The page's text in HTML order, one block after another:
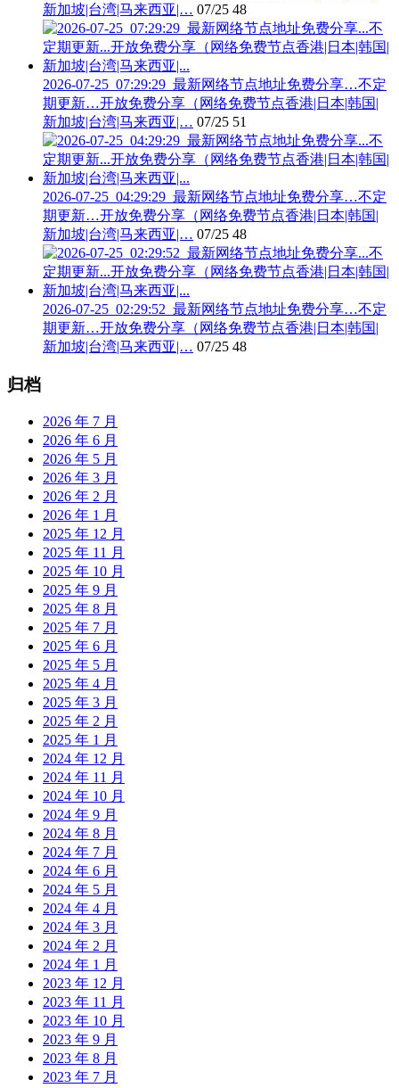
新加坡|台湾|马来西亚|… 07/25 48
2026-07-25_07:29:29_最新网络节点地址免费分享…不定
期更新…开放免费分享（网络免费节点香港|日本|韩国|
新加坡|台湾|马来西亚|… 07/25 51
2026-07-25_04:29:29_最新网络节点地址免费分享…不定
期更新…开放免费分享（网络免费节点香港|日本|韩国|
新加坡|台湾|马来西亚|… 07/25 48
2026-07-25_02:29:52_最新网络节点地址免费分享…不定
期更新…开放免费分享（网络免费节点香港|日本|韩国|
新加坡|台湾|马来西亚|… 07/25 48
归档
2026 年 7 月
2026 年 6 月
2026 年 5 月
2026 年 3 月
2026 年 2 月
2026 年 1 月
2025 年 12 月
2025 年 11 月
2025 年 10 月
2025 年 9 月
2025 年 8 月
2025 年 7 月
2025 年 6 月
2025 年 5 月
2025 年 4 月
2025 年 3 月
2025 年 2 月
2025 年 1 月
2024 年 12 月
2024 年 11 月
2024 年 10 月
2024 年 9 月
2024 年 8 月
2024 年 7 月
2024 年 6 月
2024 年 5 月
2024 年 4 月
2024 年 3 月
2024 年 2 月
2024 年 1 月
2023 年 12 月
2023 年 11 月
2023 年 10 月
2023 年 9 月
2023 年 8 月
2023 年 7 月